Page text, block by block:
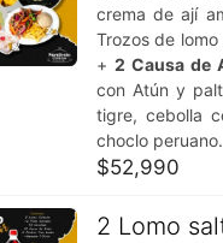
crema de ají
Trozos de
+ 2 Causa de
con Atún y
tigre, cebolla
choclo peruano.
$52,990
2 Lomo